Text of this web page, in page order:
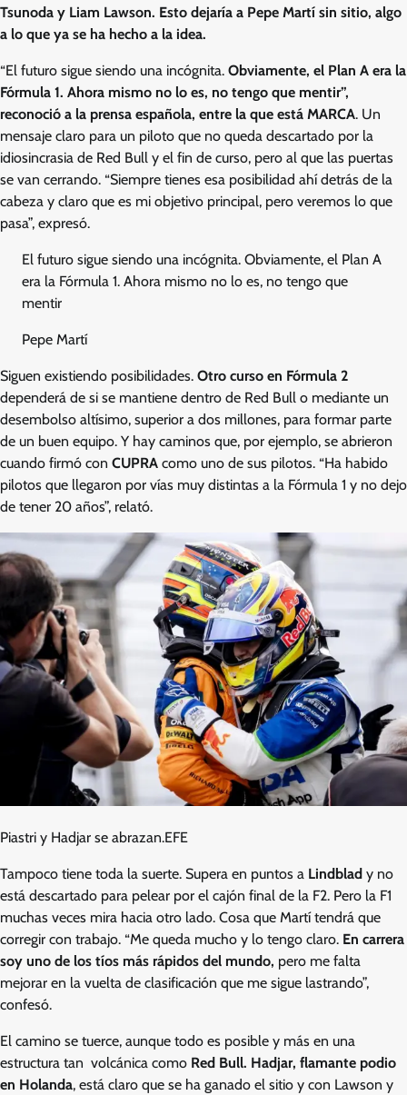
Tsunoda y Liam Lawson. Esto dejaría a Pepe Martí sin sitio, algo
a lo que ya se ha hecho a la idea.
“El futuro sigue siendo una incógnita. Obviamente, el Plan A era la
Fórmula 1. Ahora mismo no lo es, no tengo que mentir”,
reconoció a la prensa española, entre la que está MARCA. Un
mensaje claro para un piloto que no queda descartado por la
idiosincrasia de Red Bull y el fin de curso, pero al que las puertas
se van cerrando. “Siempre tienes esa posibilidad ahí detrás de la
cabeza y claro que es mi objetivo principal, pero veremos lo que
pasa”, expresó.
El futuro sigue siendo una incógnita. Obviamente, el Plan A
era la Fórmula 1. Ahora mismo no lo es, no tengo que
mentir
Pepe Martí
Siguen existiendo posibilidades. Otro curso en Fórmula 2
dependerá de si se mantiene dentro de Red Bull o mediante un
desembolso altísimo, superior a dos millones, para formar parte
de un buen equipo. Y hay caminos que, por ejemplo, se abrieron
cuando firmó con CUPRA como uno de sus pilotos. “Ha habido
pilotos que llegaron por vías muy distintas a la Fórmula 1 y no dejo
de tener 20 años”, relató.
Piastri y Hadjar se abrazan.EFE
Tampoco tiene toda la suerte. Supera en puntos a Lindblad y no
está descartado para pelear por el cajón final de la F2. Pero la F1
muchas veces mira hacia otro lado. Cosa que Martí tendrá que
corregir con trabajo. “Me queda mucho y lo tengo claro. En carrera
soy uno de los tíos más rápidos del mundo, pero me falta
mejorar en la vuelta de clasificación que me sigue lastrando”,
confesó.
El camino se tuerce, aunque todo es posible y más en una
estructura tan volcánica como Red Bull. Hadjar, flamante podio
en Holanda, está claro que se ha ganado el sitio y con Lawson y